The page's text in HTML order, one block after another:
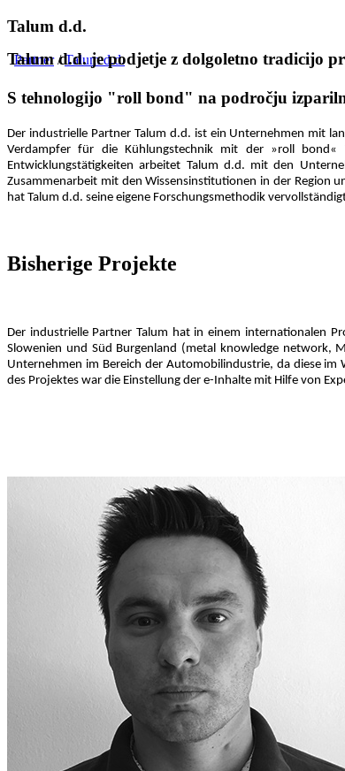
Talum d.d.
Partner/Talum d.d.
Talum d.d. je podjetje z dolgoletno tradicijo
S tehnologijo "roll bond" na področju
Der industrielle Partner Talum d.d. ist ein Unternehmen mit
Verdampfer für die Kühlungstechnik mit der »roll bond«
Entwicklungstätigkeiten arbeitet Talum d.d. mit den
Zusammenarbeit mit den Wissensinstitutionen in der Region
hat Talum d.d. seine eigene Forschungsmethodik
Bisherige Projekte
Der industrielle Partner Talum hat in einem internationalen
Slowenien und Süd Burgenland (metal knowledge network,
Unternehmen im Bereich der Automobilindustrie, da diese
des Projektes war die Einstellung der e-Inhalte mit Hilfe von